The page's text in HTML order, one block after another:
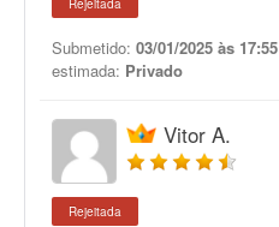
Rejeitada
Submetido: 03/01/2025 às 17:55
estimada: Privado
Vitor A.
Rejeitada